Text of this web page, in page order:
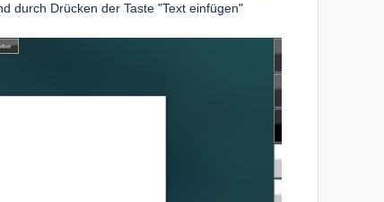
durch Drücken der Taste "Text einfügen"